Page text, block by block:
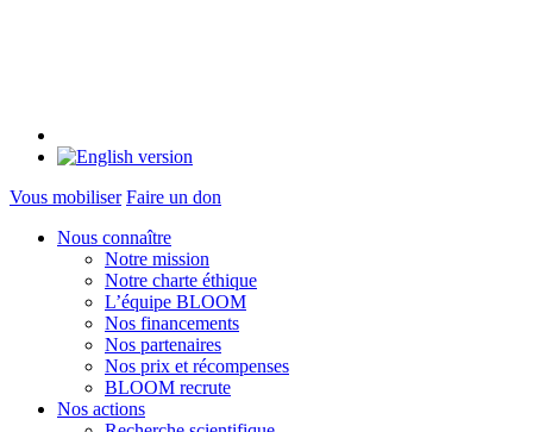
Vous mobiliser Faire un don
Nous connaître
Notre mission
Notre charte éthique
L’équipe BLOOM
Nos financements
Nos partenaires
Nos prix et récompenses
BLOOM recrute
Nos actions